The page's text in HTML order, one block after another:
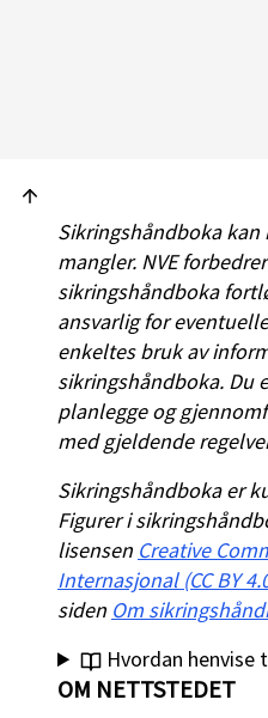
Sikringshåndboka
mangler. NVE
sikringshåndboka
ansvarlig for
enkeltes bruk av
sikringshåndboka. Du
planlegge og
med gjeldende
Sikringshåndboka er
Figurer i
lisensen Creative
Internasjonal (CC BY
siden Om
Hvordan henvise
OM NETTSTEDET